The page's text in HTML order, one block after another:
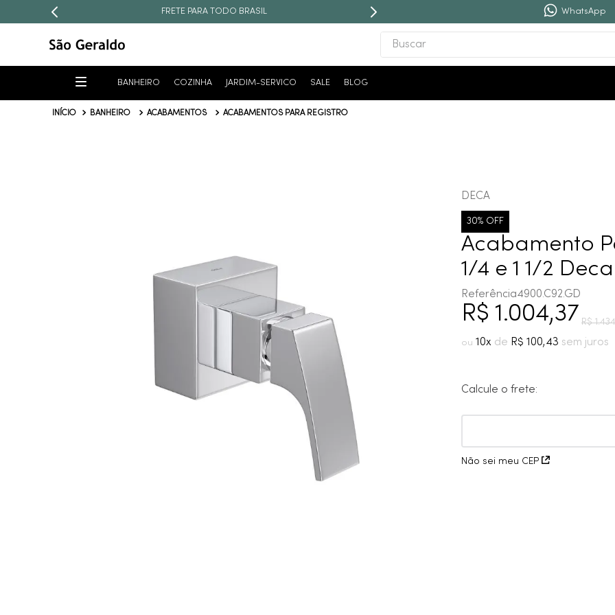
FRETE PARA TODO BRASIL WhatsApp
Buscar
BANHEIRO COZINHA JARDIM-SERVICO SALE BLOG
BANHEIRO ACABAMENTOS ACABAMENTOS PARA REGISTRO
DECA
30% OFF
Acabamento
1/4 e 1 1/2
Referência4900.C92.GD
R$ 1 .004,37 R$ 1.434
10 R$ 100,43
Calcule o frete:
Não sei meu CEP
cobre escovado